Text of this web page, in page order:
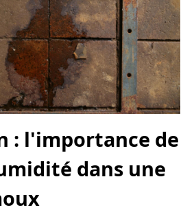
: l'importance de
dans une